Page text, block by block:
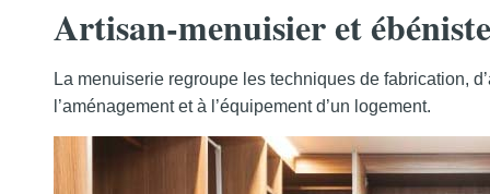
Artisan-menuisier et
La menuiserie regroupe les techniques de fabrication,
l’aménagement et à l’équipement d’un logement.